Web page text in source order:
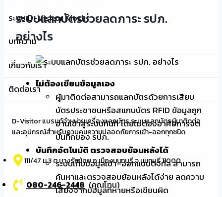
ระบบ D-Visitor Kiosk
บทความ
เกี่ยวกับเรา
ติดต่อเรา
D-Visitor แบรนด์จำหน่ายเครื่องแลกบัตร ระบบแลกบัตรผู้มาติดต่อ
และอุปกรณ์สำหรับควบคุมความปลอดภัยการเข้า-ออกทุกชนิด
111/47 ม.3 ต.บางรักน้อย อ.เมืองนนทบุรี จ.นนทบุรี 11000
080-246-2448 (คุณโทน)
ระบบแลกบัตรช่วยลดภาระ รปภ.
อย่างไร
ไม่ต้องเขียนข้อมูลเอง
ผู้มาติดต่อสามารถแลกบัตรด้วยการเสียบ
บัตรประชาชนหรือสแกนบัตร RFID ข้อมูลถูก
อ่านเข้าสู่ระบบทันที โดยไม่ต้องอาศัยการจด
บันทึกของ รปภ.
บันทึกอัตโนมัติ ตรวจสอบย้อนหลังได้
ระบบเก็บข้อมูลเข้า–ออกแบบดิจิทัล สามารถ
ค้นหาและตรวจสอบย้อนหลังได้ง่าย ลดความ
เสี่ยงจากข้อมูลที่หายหรือเขียนผิด